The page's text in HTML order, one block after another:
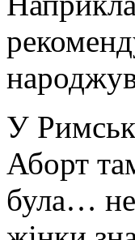
У
Аборт
була…